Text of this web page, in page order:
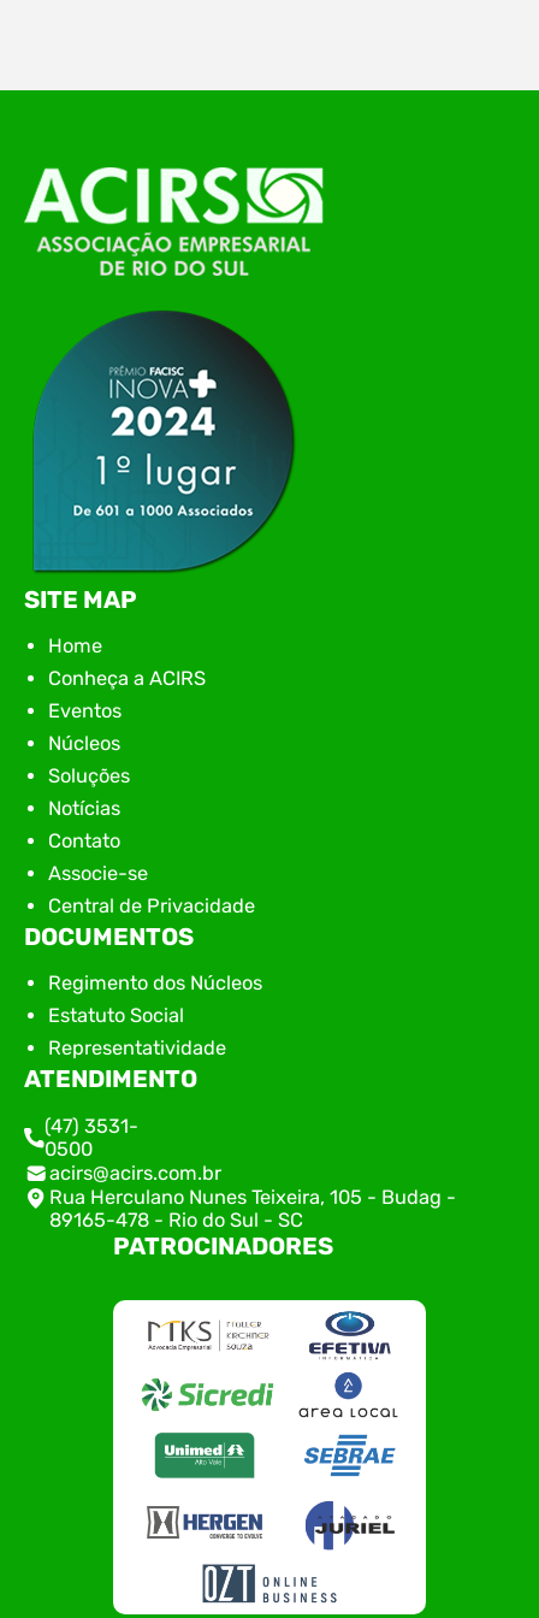
O Polo ACATE-ACIRS, por meio do NIAVI – Núcleo
de Tecnologia da Informação do Alto Vale do
Itajaí, realizou, no dia 21 de julho, o evento
Conexão Tech NIAVI, reunindo empresas de
tecnologia da região para uma noite de
apresentação de novas iniciativas para o setor. O
encontro aconteceu em Rio…
SITE MAP
Home
Conheça a ACIRS
Eventos
Núcleos
Soluções
Notícias
Contato
Associe-se
Central de Privacidade
DOCUMENTOS
Regimento dos Núcleos
Estatuto Social
Representatividade
ATENDIMENTO
(47) 3531-
0500
acirs@acirs.com.br
Rua Herculano Nunes Teixeira, 105 - Budag -
89165-478 - Rio do Sul - SC
PATROCINADORES